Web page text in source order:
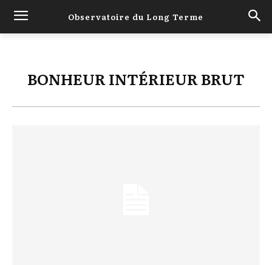
Observatoire du Long Terme
BONHEUR INTÉRIEUR BRUT